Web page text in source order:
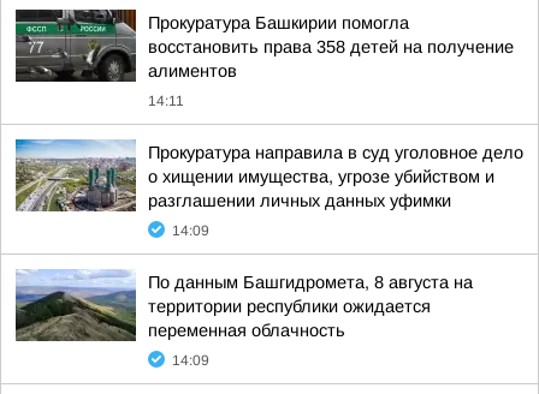
Прокуратура Башкирии помогла
восстановить права 358 детей на получение
алиментов
14:11
Прокуратура направила в суд уголовное дело
о хищении имущества, угрозе убийством и
разглашении личных данных уфимки
14:09
По данным Башгидромета, 8 августа на
территории республики ожидается
переменная облачность
14:09